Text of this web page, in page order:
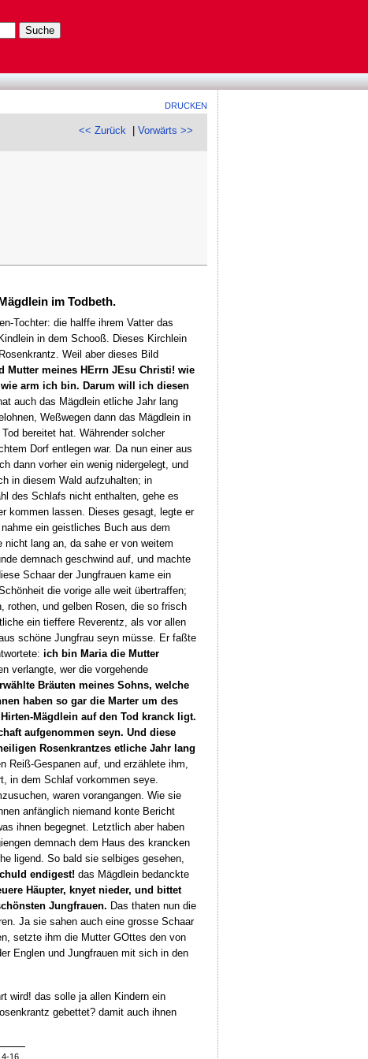
DRUCKEN
<< Zurück |Vorwärts >>
im Todbeth.
Tochter: die halffe ihrem Vatter das
in dem Schooß. Dieses Kirchlein
Weil aber dieses Bild
Mutter meines HErrn JEsu Christi! wie
arm ich bin. Darum will ich diesen
auch das Mägdlein etliche Jahr lang
Weßwegen dann das Mägdlein in
bereitet hat. Währender solcher
Dorf entlegen war. Da nun einer aus
dann vorher ein wenig nidergelegt, und
in diesem Wald aufzuhalten; in
des Schlafs nicht enthalten, gehe es
kommen lassen. Dieses gesagt, legte er
ein geistliches Buch aus dem
lang an, da sahe er von weitem
demnach geschwind auf, und machte
Schaar der Jungfrauen kame ein
die vorige alle weit übertraffen;
rothen, und gelben Rosen, die so frisch
ein tieffere Reverentz, als vor allen
schöne Jungfrau seyn müsse. Er faßte
ich bin Maria die Mutter
verlangte, wer die vorgehende
Bräuten meines Sohns, welche
haben so gar die Marter um des
Mägdlein auf den Tod kranck ligt.
aufgenommen seyn. Und diese
Rosenkrantzes etliche Jahr lang
Reiß-Gespanen auf, und erzählete ihm,
in dem Schlaf vorkommen seye.
waren vorangangen. Wie sie
anfänglich niemand konte Bericht
ihnen begegnet. Letztlich aber haben
demnach dem Haus des krancken
ligend. So bald sie selbiges gesehen,
endigest! das Mägdlein bedanckte
Häupter, knyet nieder, und bittet
Jungfrauen. Das thaten nun die
Ja sie sahen auch eine grosse Schaar
setzte ihm die Mutter GOttes den von
Englen und Jungfrauen mit sich in den
wird! das solle ja allen Kindern ein
gebettet? damit auch ihnen
16.